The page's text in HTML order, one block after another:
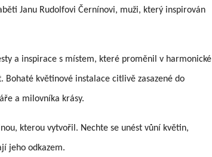
Janu Rudolfovi Černínovi, muži, který inspirován
a inspirace s místem, které proměnil v harmonické
květinové instalace citlivě zasazené do
a milovníka krásy.
kterou vytvořil. Nechte se unést vůní květin,
jeho odkazem.